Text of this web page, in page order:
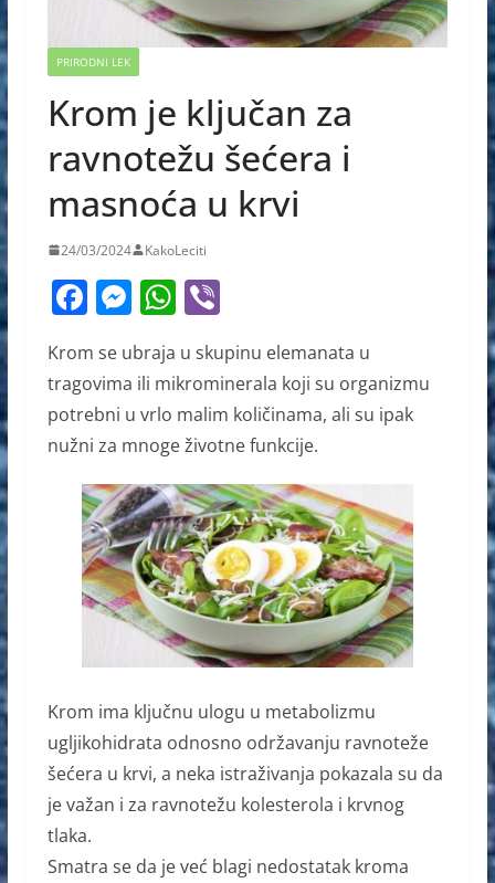
PRIRODNI LEK
Krom je ključan za
ravnotežu šećera i
masnoća u krvi
24/03/2024 KakoLeciti
F
c
e
b
o
o
k
M
ss
e
n
g
er
W
at
s
A
p
p
Vi
er
Krom se ubraja u skupinu elemanata u
tragovima ili mikrominerala koji su organizmu
potrebni u vrlo malim količinama, ali su ipak
nužni za mnoge životne funkcije.
Krom ima ključnu ulogu u metabolizmu
ugljikohidrata odnosno održavanju ravnoteže
šećera u krvi, a neka istraživanja pokazala su da
je važan i za ravnotežu kolesterola i krvnog
tlaka.
Smatra se da je već blagi nedostatak kroma